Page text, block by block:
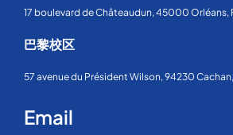
17 boulevard de Châteaudun, 45000 Orléans,
巴黎校区
57 avenue du Président Wilson, 94230
Email